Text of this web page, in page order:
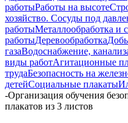
работыРаботы на высоте
хозяйство. Сосуды под
работыМеталлообработка и
работыДеревообработка
газаВодоснабжение,
виды работАгитационные
трудаБезопасность на
детейСоциальные плакаты
-Организация обучения
плакатов из 3 листов